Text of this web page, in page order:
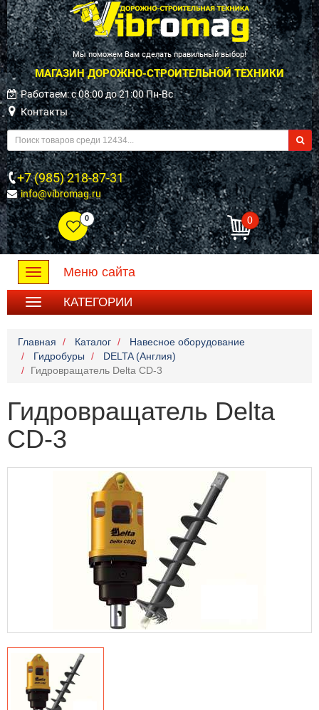
Мы поможем Вам сделать правильный выбор!
МАГАЗИН ДОРОЖНО-СТРОИТЕЛЬНОЙ ТЕХНИКИ
Работаем: c 08:00 до 21:00 Пн-Вс
Контакты
+7 (985) 218-87-31
info@vibromag.ru
0 0
Toggle
navigation
Меню сайта
КАТЕГОРИИ
Главная Каталог
Навесное оборудование
Гидробуры
DELTA (Англия)
Гидровращатель Delta CD-3
Гидровращатель Delta
CD-3